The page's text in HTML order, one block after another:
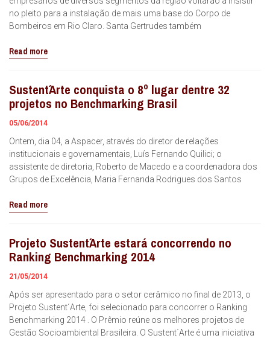
no pleito para a instalação de mais uma base do Corpo de
Bombeiros em Rio Claro. Santa Gertrudes também
Read more
Sustent´Arte conquista o 8º lugar dentre 32
projetos no Benchmarking Brasil
05/06/2014
Ontem, dia 04, a Aspacer, através do diretor de relações
institucionais e governamentais, Luís Fernando Quilici; o
assistente de diretoria, Roberto de Macedo e a coordenadora dos
Grupos de Excelência, Maria Fernanda Rodrigues dos Santos
Read more
Projeto Sustent´Arte estará concorrendo no
Ranking Benchmarking 2014
21/05/2014
Após ser apresentado para o setor cerâmico no final de 2013, o
Projeto Sustent´Arte, foi selecionado para concorrer o Ranking
Benchmarking 2014 . O Prêmio reúne os melhores projetos de
Gestão Socioambiental Brasileira. O Sustent´Arte é uma iniciativa